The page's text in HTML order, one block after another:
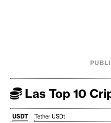
Las Top 10
USDT Tether USDt